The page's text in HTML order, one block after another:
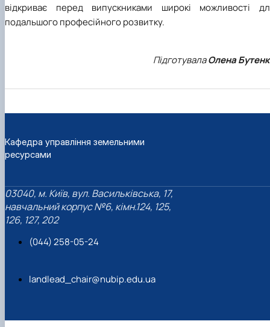
відкриває перед випускниками широкі можливості
подальшого професійного розвитку.
ПідготувалаОлена
Кафедра управління земельними
ресурсами
03040, м. Київ, вул. Васильківська, 17,
навчальний корпус №6, кімн.124, 125,
126, 127, 202
(044) 258-05-24
landlead_chair@nubip.edu.ua